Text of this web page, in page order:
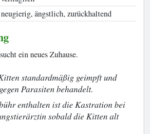
neugierig, ängstlich, zurückhaltend
ein neues Zuhause.
standardmäßig geimpft und
Parasiten behandelt.
enthalten ist die Kastration bei
sobald die Kitten alt